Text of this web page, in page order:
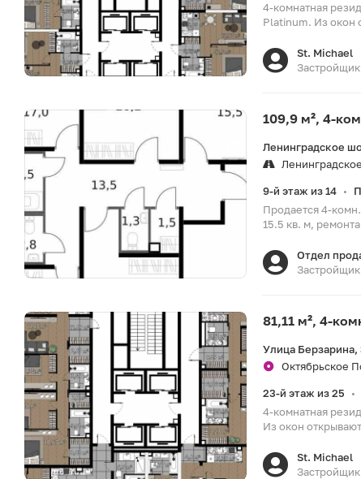
4-комнатная
Platinum. Из окон
St. Michael
Застройщик
109,9 м², 4-
Ленинградское
9-й этаж из 14 •
Продается 4-
15.5 кв. м,
Отдел
Застройщик
81,11 м², 4-
Улица Берзарина,
Октябрьское
23-й этаж из 25 •
4-комнатная
Из окон
St. Michael
Застройщик